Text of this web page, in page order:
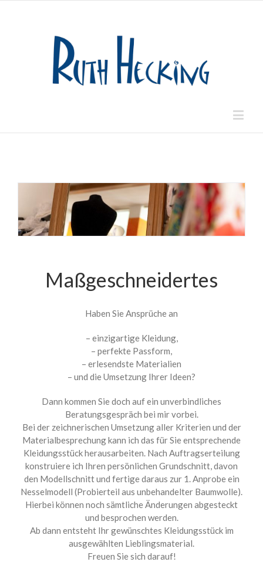
Maßgeschneidertes
Haben Sie Ansprüche an
– einzigartige Kleidung,
– perfekte Passform,
– erlesendste Materialien
– und die Umsetzung Ihrer Ideen?
Dann kommen Sie doch auf ein unverbindliches
Beratungsgespräch bei mir vorbei.
Bei der zeichnerischen Umsetzung aller Kriterien und der
Materialbesprechung kann ich das für Sie entsprechende
Kleidungsstück herausarbeiten. Nach Auftragserteilung
konstruiere ich Ihren persönlichen Grundschnitt, davon
den Modellschnitt und fertige daraus zur 1. Anprobe ein
Nesselmodell (Probierteil aus unbehandelter Baumwolle).
Hierbei können noch sämtliche Änderungen abgesteckt
und besprochen werden.
Ab dann entsteht Ihr gewünschtes Kleidungsstück im
ausgewählten Lieblingsmaterial.
Freuen Sie sich darauf!